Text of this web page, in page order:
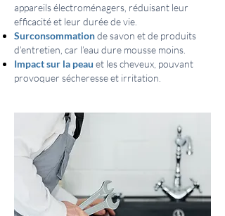
appareils électroménagers, réduisant leur
efficacité et leur durée de vie.
Surconsommationde savon et de produits
d’entretien, car l’eau dure mousse moins.
Impact sur la peau et les cheveux, pouvant
provoquer sécheresse et irritation.